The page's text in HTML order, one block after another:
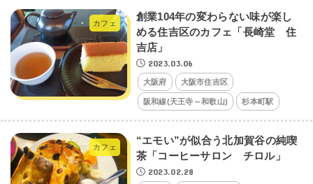
カフェ
創業104年の変わらない味が楽し
める住吉区のカフェ「長崎堂 住
吉店」
2023.03.06
大阪府 大阪市住吉区
阪和線(天王寺～和歌山) 杉本町駅
カフェ
“エモい”が似合う北加賀谷の純喫
茶「コーヒーサロン チロル」
2023.02.28